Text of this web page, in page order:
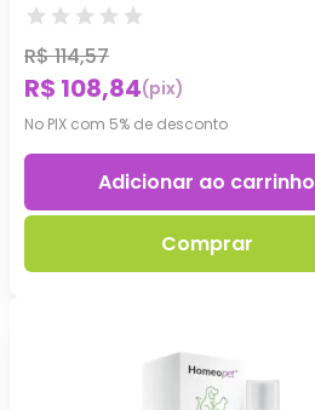
R$ 114,57
R$ 108,84(pix)
No PIX com 5% de desconto
Adicionar ao carrinho
Comprar